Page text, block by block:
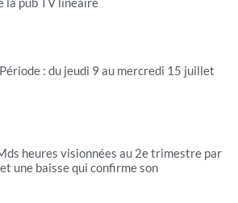
: du jeudi 9 au mercredi 15 juillet
heures visionnées au 2e trimestre par
une baisse qui confirme son